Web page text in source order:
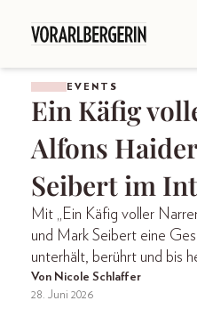
EVENTS
Ein Käfig
Alfons
Seibert im
Mit „Ein Käfig voller
und Mark Seibert eine
unterhält, berührt und bis
Von Nicole Schlaffer
28. Juni 2026